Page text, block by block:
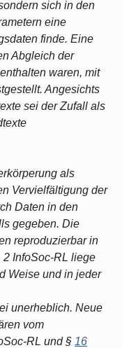
sich in den
eine
finde. Eine
Abgleich der
waren, mit
Angesichts
sei der Zufall als
als
Vervielfältigung der
Daten in den
gegeben. Die
reproduzierbar in
2 InfoSoc-RL liege
Weise und in jeder
unerheblich. Neue
vom
RL und § 16